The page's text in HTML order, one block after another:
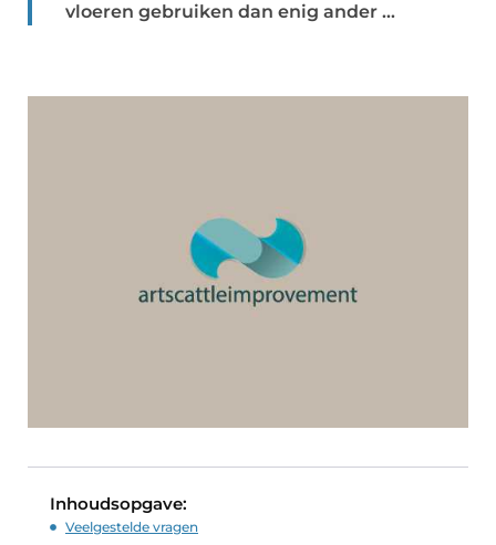
vloeren gebruiken dan enig ander ...
Inhoudsopgave:
Veelgestelde vragen